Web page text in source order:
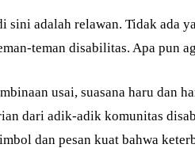
sini adalah relawan. Tidak ada
teman disabilitas. Apa pun
usai, suasana haru dan
dari adik-adik komunitas
dan pesan kuat bahwa